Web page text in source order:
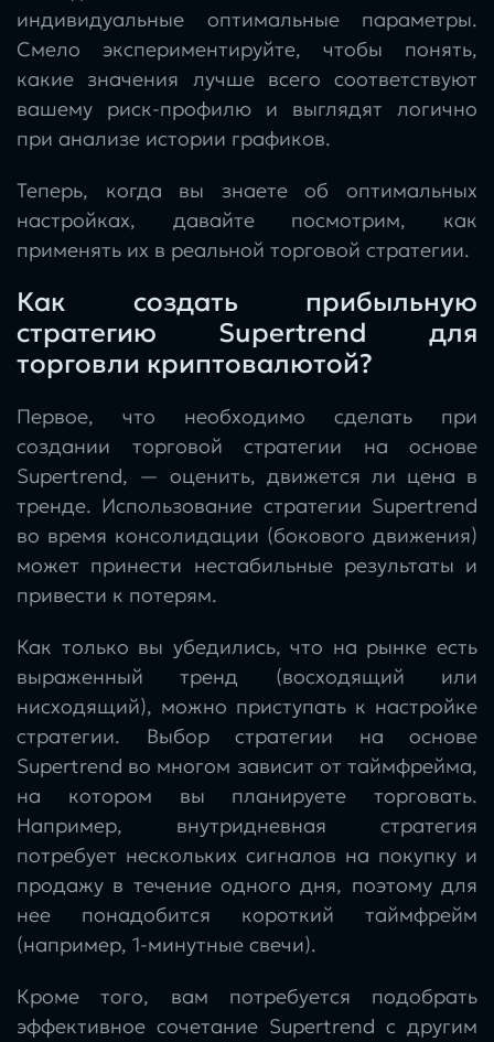
индивидуальные оптимальные параметры.
Смело экспериментируйте, чтобы понять,
какие значения лучше всего соответствуют
вашему риск-профилю и выглядят логично
при анализе истории графиков.
Теперь, когда вы знаете об оптимальных
настройках, давайте посмотрим, как
применять их в реальной торговой стратегии.
Как создать прибыльную
стратегию Supertrend для
торговли криптовалютой?
Первое, что необходимо сделать при
создании торговой стратегии на основе
Supertrend, — оценить, движется ли цена в
тренде. Использование стратегии Supertrend
во время консолидации (бокового движения)
может принести нестабильные результаты и
привести к потерям.
Как только вы убедились, что на рынке есть
выраженный тренд (восходящий или
нисходящий), можно приступать к настройке
стратегии. Выбор стратегии на основе
Supertrend во многом зависит от таймфрейма,
на котором вы планируете торговать.
Например, внутридневная стратегия
потребует нескольких сигналов на покупку и
продажу в течение одного дня, поэтому для
нее понадобится короткий таймфрейм
(например, 1-минутные свечи).
Кроме того, вам потребуется подобрать
эффективное сочетание Supertrend с другим